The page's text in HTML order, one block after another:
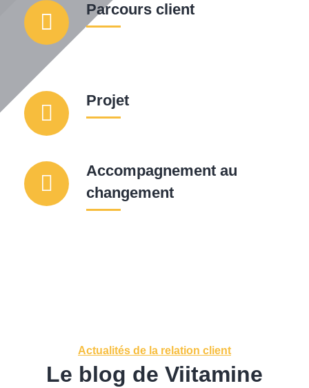
Parcours client
Projet
Accompagnement au
changement
Actualités de la relation client
Le blog de Viitamine